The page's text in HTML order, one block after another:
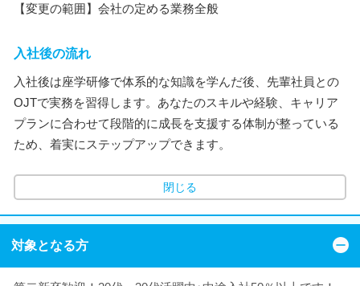
【変更の範囲】会社の定める業務全般
入社後の流れ
入社後は座学研修で体系的な知識を学んだ後、先輩社員との
OJTで実務を習得します。あなたのスキルや経験、キャリア
プランに合わせて段階的に成長を支援する体制が整っている
ため、着実にステップアップできます。
閉じる
対象となる方